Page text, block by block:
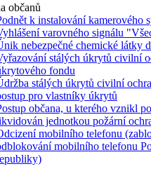
občanů
k instalování kamerového
varovného signálu
nebezpečné chemické látky
stálých úkrytů civilní
fondu
stálých úkrytů civilní
pro vlastníky úkrytů
občana, u kterého vznikl
jednotkou požární
mobilního telefonu
mobilního telefonu